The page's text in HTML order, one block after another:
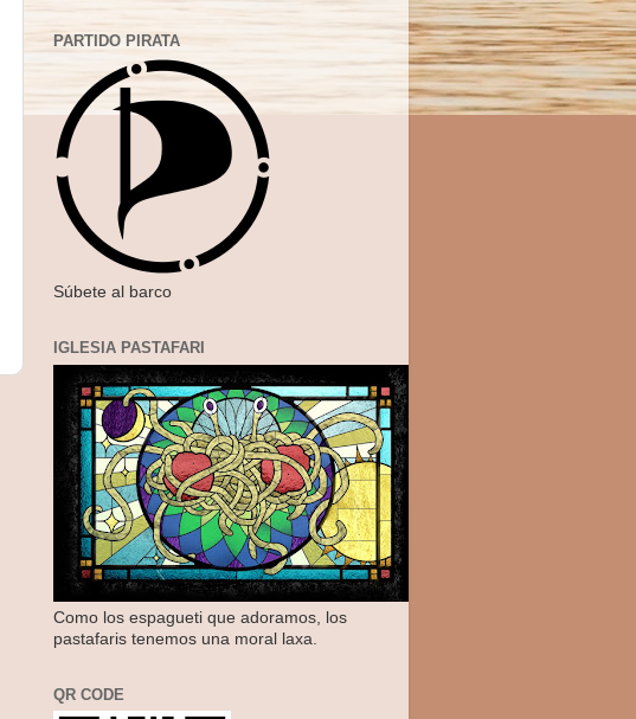
PARTIDO PIRATA
Súbete al barco
IGLESIA PASTAFARI
Como los espagueti que adoramos, los
pastafaris tenemos una moral laxa.
QR CODE